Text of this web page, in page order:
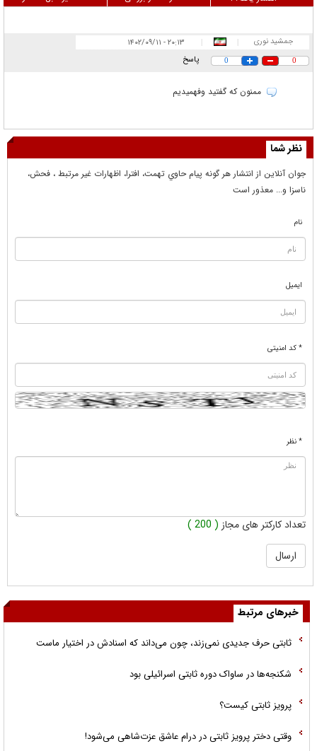
جمشید نوری ۲۰:۱۳ - ۱۴۰۲/۰۹/۱۱
0
0 پاسخ
ممنون که گفتید وفهمیدیم
نظر شما
جوان آنلاين از انتشار هر گونه پيام حاوي تهمت، افترا، اظهارات غير مرتبط ، فحش،
ناسزا و... معذور است
نام
ایمیل
* کد امنیتی
* نظر
تعداد کارکتر های مجاز ( 200 )
خبرهای مرتبط
ثابتی حرف جدیدی نمی‌زند، چون می‌داند که اسنادش در اختیار ماست
شکنجه‌ها در ساواک دوره ثابتی اسرائیلی بود
پرویز ثابتی کیست؟
وقتی دختر پرویز ثابتی در درام عاشق عزت‌شاهی می‌شود!